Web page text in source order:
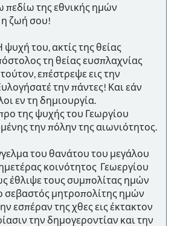
πεδίω της εθνικής ημών
η ζωή σου!
του, ακτίς της θείας
τη θείας ευσπλαχνίας
επέστρεψε εις την
την πάντες! Και εάν
εν τη δημιουργία.
της ψυχής του Γεωργίου
την πόλην της αιωνιότητος.
του θανάτου του μεγάλου
κοινότητος Γεωεργίου
έθλιψε τους συμπολίτας ημών
σεβαστός μητροπολίτης ημών
εσπέραν της χθες εις έκτακτον
την δημογεροντίαν και την